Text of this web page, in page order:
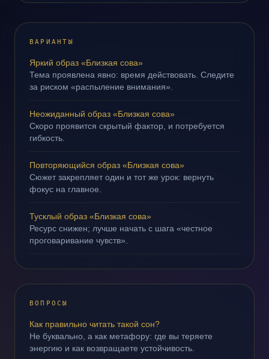
ВАРИАНТЫ
Яркий образ «Близкая сова»
Тема проявлена явно: время действовать. Следите
за риском «распыление внимания».
Неожиданный образ «Близкая сова»
Скоро проявится скрытый фактор, и потребуется
гибкость.
Повторяющийся образ «Близкая сова»
Сюжет закрепляет один и тот же урок: вернуть
фокус на главное.
Тусклый образ «Близкая сова»
Ресурс снижен; лучше начать с шага «честное
проговаривание чувств».
ВОПРОСЫ
Как правильно читать такой сон?
Не буквально, а как метафору: где вы теряете
энергию и как возвращаете устойчивость.